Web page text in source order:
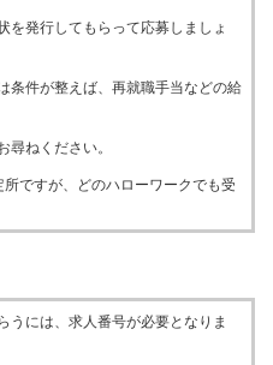
を発行してもらって応募しましょ
条件が整えば、再就職手当などの給
尋ねください。
ですが、どのハローワークでも受
うには、求人番号が必要となりま